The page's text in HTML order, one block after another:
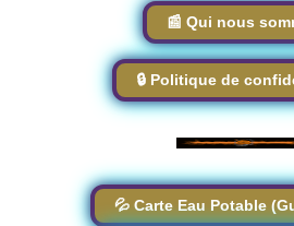
📰 Qui nous
🔒 Politique de
💦 Carte Eau Potable